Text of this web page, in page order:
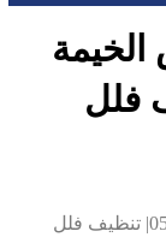
شركة تنظيف في راس الخيمة |0568199078| تنظيف فلل